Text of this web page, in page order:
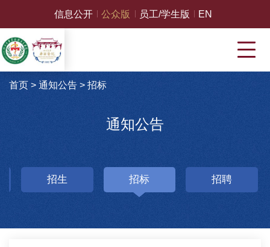
信息公开 公众版 员工/学生版 EN
首页 > 通知公告> 招标
通知公告
招生 招标 招聘